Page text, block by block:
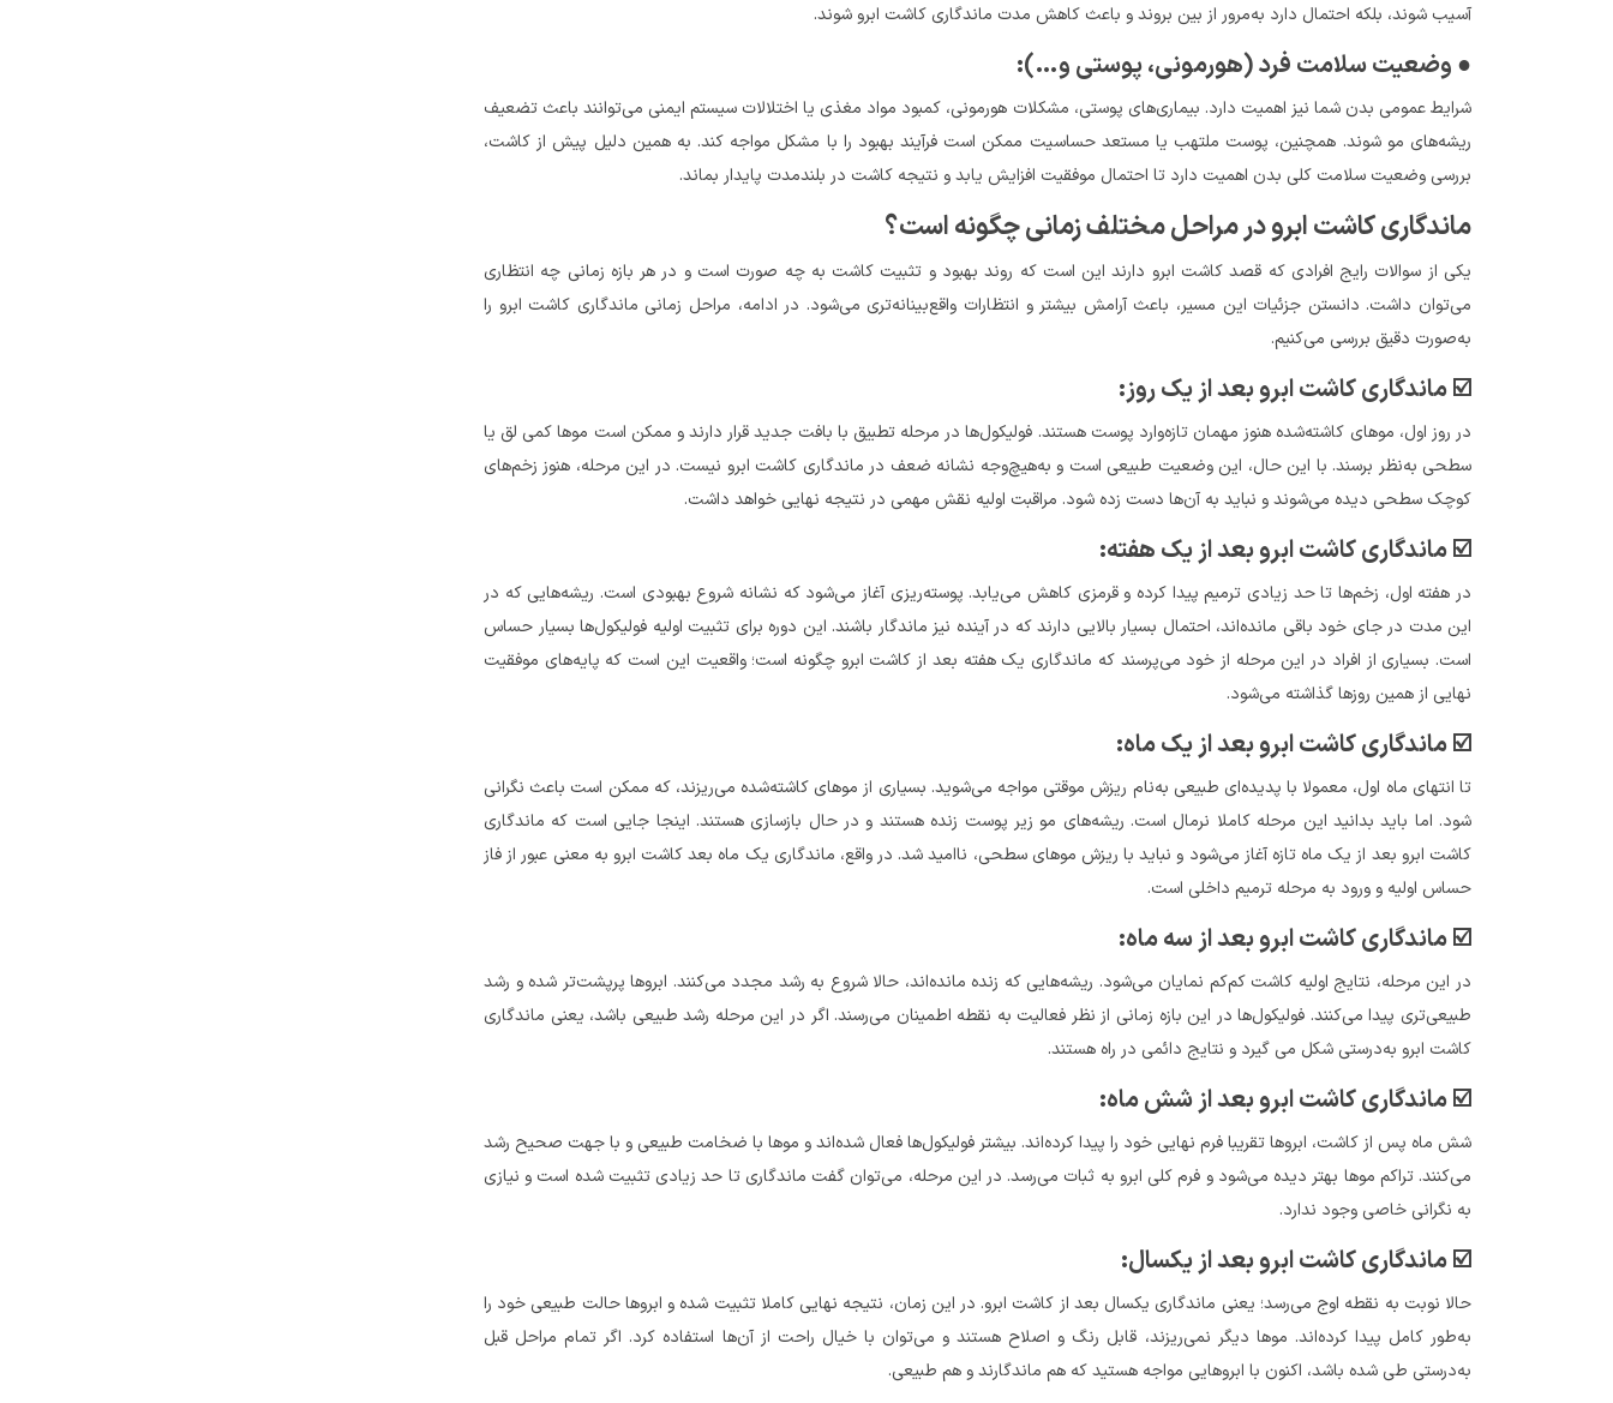
آسیب شوند، بلکه احتمال دارد به‌مرور از بین بروند و باعث کاهش مدت ماندگاری کاشت ابرو شوند.
● وضعیت سلامت فرد (هورمونی، پوستی و…):
شرایط عمومی بدن شما نیز اهمیت دارد. بیماری‌های پوستی، مشکلات هورمونی، کمبود مواد مغذی یا اختلالات سیستم ایمنی می‌توانند باعث تضعیف
ریشه‌های مو شوند. همچنین، پوست ملتهب یا مستعد حساسیت ممکن است فرآیند بهبود را با مشکل مواجه کند. به همین دلیل پیش از کاشت،
بررسی وضعیت سلامت کلی بدن اهمیت دارد تا احتمال موفقیت افزایش یابد و نتیجه کاشت در بلندمدت پایدار بماند.
ماندگاری کاشت ابرو در مراحل مختلف زمانی چگونه است؟
یکی از سوالات رایج افرادی که قصد کاشت ابرو دارند این است که روند بهبود و تثبیت کاشت به چه صورت است و در هر بازه زمانی چه انتظاری
می‌توان داشت. دانستن جزئیات این مسیر، باعث آرامش بیشتر و انتظارات واقع‌بینانه‌تری می‌شود. در ادامه، مراحل زمانی ماندگاری کاشت ابرو را
به‌صورت دقیق بررسی می‌کنیم.
☑️ ماندگاری کاشت ابرو بعد از یک روز:
در روز اول، موهای کاشته‌شده هنوز مهمان تازه‌وارد پوست هستند. فولیکول‌ها در مرحله تطبیق با بافت جدید قرار دارند و ممکن است موها کمی لق یا
سطحی به‌نظر برسند. با این حال، این وضعیت طبیعی است و به‌هیچ‌وجه نشانه ضعف در ماندگاری کاشت ابرو نیست. در این مرحله، هنوز زخم‌های
کوچک سطحی دیده می‌شوند و نباید به آن‌ها دست زده شود. مراقبت اولیه نقش مهمی در نتیجه نهایی خواهد داشت.
☑️ ماندگاری کاشت ابرو بعد از یک هفته:
در هفته اول، زخم‌ها تا حد زیادی ترمیم پیدا کرده و قرمزی کاهش می‌یابد. پوسته‌ریزی آغاز می‌شود که نشانه شروع بهبودی است. ریشه‌هایی که در
این مدت در جای خود باقی مانده‌اند، احتمال بسیار بالایی دارند که در آینده نیز ماندگار باشند. این دوره برای تثبیت اولیه فولیکول‌ها بسیار حساس
است. بسیاری از افراد در این مرحله از خود می‌پرسند که ماندگاری یک هفته بعد از کاشت ابرو چگونه است؛ واقعیت این است که پایه‌های موفقیت
نهایی از همین روزها گذاشته می‌شود.
☑️ ماندگاری کاشت ابرو بعد از یک ماه:
تا انتهای ماه اول، معمولا با پدیده‌ای طبیعی به‌نام ریزش موقتی مواجه می‌شوید. بسیاری از موهای کاشته‌شده می‌ریزند، که ممکن است باعث نگرانی
شود. اما باید بدانید این مرحله کاملا نرمال است. ریشه‌های مو زیر پوست زنده هستند و در حال بازسازی‌ هستند. اینجا جایی‌ است که ماندگاری
کاشت ابرو بعد از یک ماه تازه آغاز می‌شود و نباید با ریزش موهای سطحی، ناامید شد. در واقع، ماندگاری یک ماه بعد کاشت ابرو به معنی عبور از فاز
حساس اولیه و ورود به مرحله ترمیم داخلی است.
☑️ ماندگاری کاشت ابرو بعد از سه ماه:
در این مرحله، نتایج اولیه کاشت کم‌کم نمایان می‌شود. ریشه‌هایی که زنده مانده‌اند، حالا شروع به رشد مجدد می‌کنند. ابروها پرپشت‌تر شده و رشد
طبیعی‌تری پیدا می‌کنند. فولیکول‌ها در این بازه زمانی از نظر فعالیت به نقطه اطمینان می‌رسند. اگر در این مرحله رشد طبیعی باشد، یعنی ماندگاری
کاشت ابرو به‌درستی شکل می گیرد و نتایج دائمی در راه هستند.
☑️ ماندگاری کاشت ابرو بعد از شش ماه:
شش ماه پس از کاشت، ابروها تقریبا فرم نهایی خود را پیدا کرده‌اند. بیشتر فولیکول‌ها فعال شده‌اند و موها با ضخامت طبیعی و با جهت صحیح رشد
می‌کنند. تراکم موها بهتر دیده می‌شود و فرم کلی ابرو به ثبات می‌رسد. در این مرحله، می‌توان گفت ماندگاری تا حد زیادی تثبیت شده است و نیازی
به نگرانی خاصی وجود ندارد.
☑️ ماندگاری کاشت ابرو بعد از یکسال:
حالا نوبت به نقطه اوج می‌رسد؛ یعنی ماندگاری یکسال بعد از کاشت ابرو. در این زمان، نتیجه نهایی کاملا تثبیت شده و ابروها حالت طبیعی خود را
به‌طور کامل پیدا کرده‌اند. موها دیگر نمی‌ریزند، قابل رنگ و اصلاح هستند و می‌توان با خیال راحت از آن‌ها استفاده کرد. اگر تمام مراحل قبل
به‌درستی طی شده باشد، اکنون با ابروهایی مواجه هستید که هم ماندگارند و هم طبیعی.